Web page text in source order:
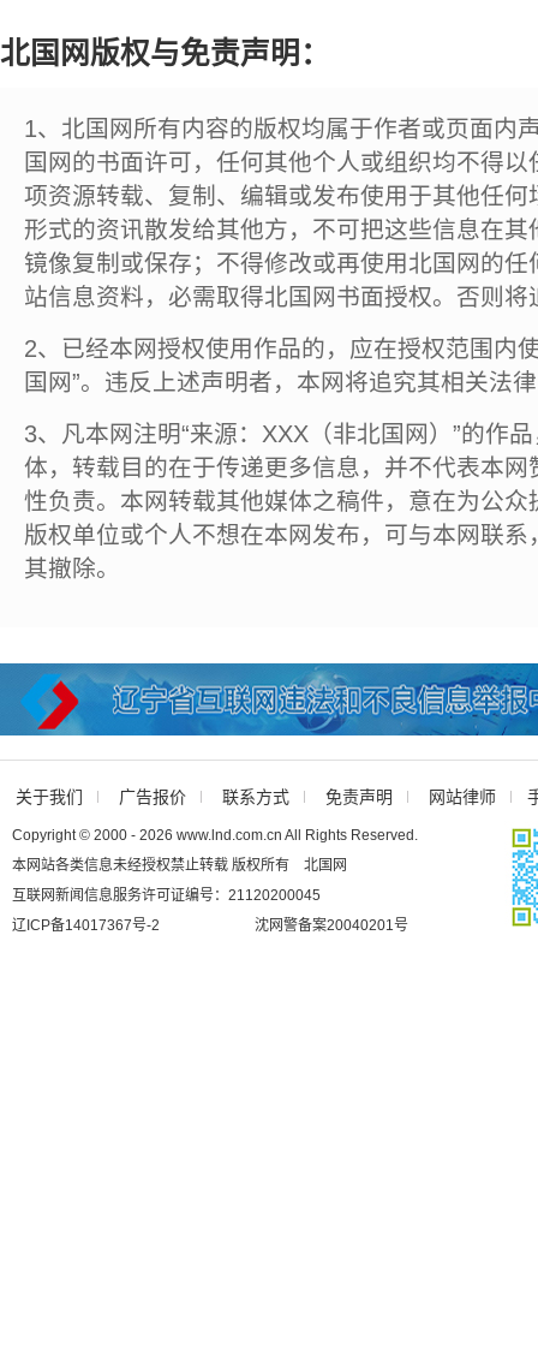
北国网版权与免责声明：
1、北国网所有内容的版权均属于作者或页面内
国网的书面许可，任何其他个人或组织均不得
项资源转载、复制、编辑或发布使用于其他任
形式的资讯散发给其他方，不可把这些信息在
镜像复制或保存；不得修改或再使用北国网的
站信息资料，必需取得北国网书面授权。否则将
2、已经本网授权使用作品的，应在授权范围内
国网”。违反上述声明者，本网将追究其相关法
3、凡本网注明“来源：XXX（非北国网）”的作
体，转载目的在于传递更多信息，并不代表本
性负责。本网转载其他媒体之稿件，意在为公
版权单位或个人不想在本网发布，可与本网联
其撤除。
关于我们 广告报价 联系方式 免责声明 网站律师
Copyright © 2000 - 2026 www.lnd.com.cn All Rights Reserved.
本网站各类信息未经授权禁止转载 版权所有 北国网
互联网新闻信息服务许可证编号：21120200045
辽ICP备14017367号-2
沈网警备案20040201号